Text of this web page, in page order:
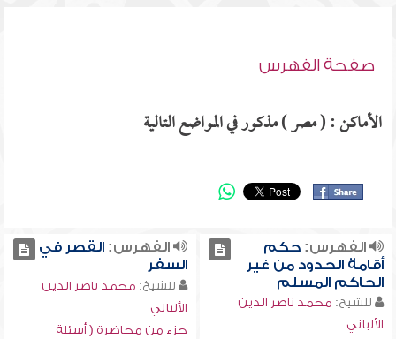
صفحة الفهرس
الأماكن : ( مصر ) مذكور في المواضع التالية
الفهرس:حكم
أقامة الحدود من غير
الحاكم المسلم
للشيخ: محمد ناصر الدين
الألباني
الفهرس:القصر في
السفر
للشيخ: محمد ناصر الدين
الألباني
جزء من محاضرة ( أسئلة